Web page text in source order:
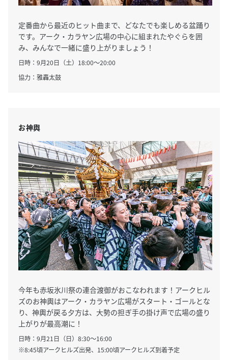
定番曲から最近のヒット曲まで、どなたでも楽しめる盆踊り
です。アーク・カラヤン広場の中心に組まれたやぐらを囲
み、みんなで一緒に盛り上がりましょう！
日時：9月20日（土）18:00～20:00
協力：雅轟太鼓
お神輿
今年も赤坂氷川祭の連合渡御がおこなわれます！アークヒル
ズのお神輿はアーク・カラヤン広場がスタート・ゴールとな
り、神輿が戻る夕方は、大勢の担ぎ手の掛け声で広場の盛り
上がりが最高潮に！
日時：9月21日（日）8:30～16:00
※8:45頃アークヒルズ出発、15:00頃アークヒルズ到着予定